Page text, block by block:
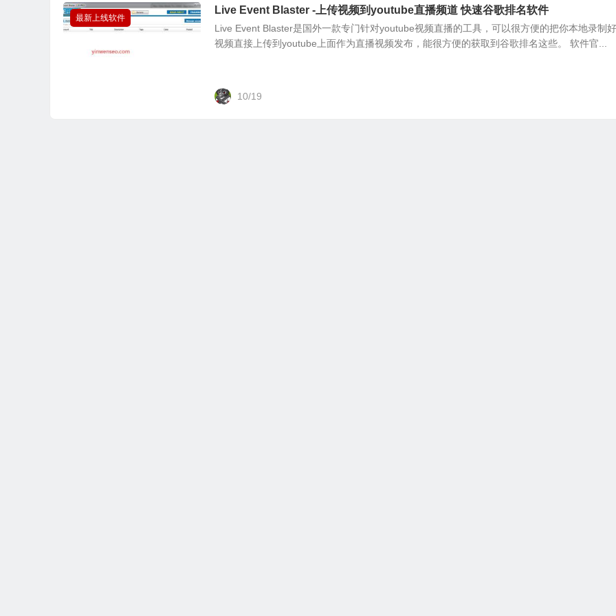
最新上线软件
Live Event Blaster -上传视频到youtube直播频道 快速谷歌排名软件
Live Event Blaster是国外一款专门针对youtube视频直播的工具，可以很方便的把你本地录制
视频直接上传到youtube上面作为直播视频发布，能很方便的获取到谷歌排名这些。 软件官...
10/19